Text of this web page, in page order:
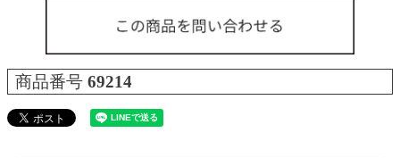
商品番号 69214